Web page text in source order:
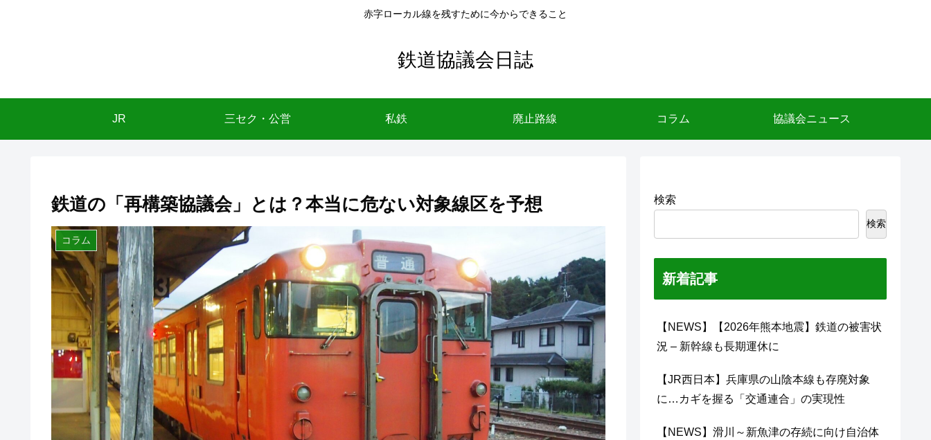
赤字ローカル線を残すために今からできること
鉄道協議会日誌
JR 三セク・公営 私鉄 廃止路線 コラム 協議会ニュース
鉄道の「再構築協議会」とは？本当に危ない対象線区を予想
コラム
検索
検索
新着記事
【NEWS】【2026年熊本地震】鉄道の被害状
況 – 新幹線も長期運休に
【JR西日本】兵庫県の山陰本線も存廃対象
に…カギを握る「交通連合」の実現性
【NEWS】滑川～新魚津の存続に向け自治体